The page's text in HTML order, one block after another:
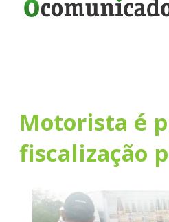
Motorista é
fiscalização